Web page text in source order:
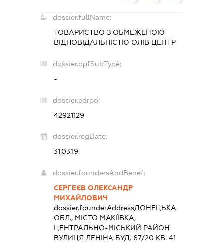
dossier.fullName:
ТОВАРИСТВО З ОБМЕЖЕНОЮ
ВІДПОВІДАЛЬНІСТЮ ОЛІВ ЦЕНТР
dossier.opfSubType:
-
dossier.edrpo:
42921129
dossier.regDate:
31.03.19
dossier.foundersAndBenef:
СЕРГЕЄВ ОЛЕКСАНДР
МИХАЙЛОВИЧ
dossier.founderAddressДОНЕЦЬКА
ОБЛ., МІСТО МАКІЇВКА,
ЦЕНТРАЛЬНО-МІСЬКИЙ РАЙОН
ВУЛИЦЯ ЛЕНІНА БУД. 67/20 КВ. 41